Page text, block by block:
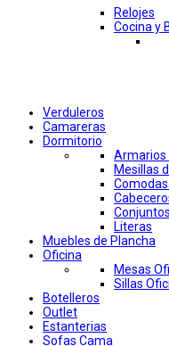
Relojes
Cocina y
Verduleros
Camareras
Dormitorio
Armarios
Mesillas
Literas
Muebles de Plancha
Oficina
Mesas
Sillas
Botelleros
Outlet
Estanterias
Sofas Cama